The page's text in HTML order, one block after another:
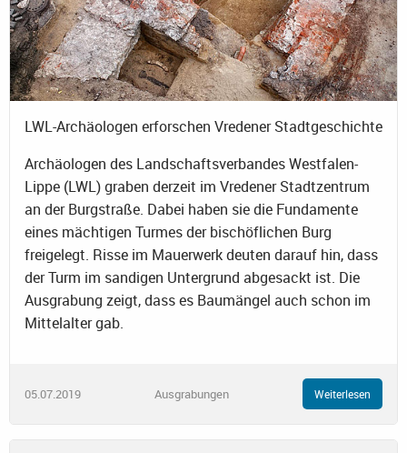
LWL-Archäologen erforschen Vredener Stadtgeschichte
Archäologen des Landschaftsverbandes Westfalen-
Lippe (LWL) graben derzeit im Vredener Stadtzentrum
an der Burgstraße. Dabei haben sie die Fundamente
eines mächtigen Turmes der bischöflichen Burg
freigelegt. Risse im Mauerwerk deuten darauf hin, dass
der Turm im sandigen Untergrund abgesackt ist. Die
Ausgrabung zeigt, dass es Baumängel auch schon im
Mittelalter gab.
05.07.2019 Ausgrabungen Weiterlesen